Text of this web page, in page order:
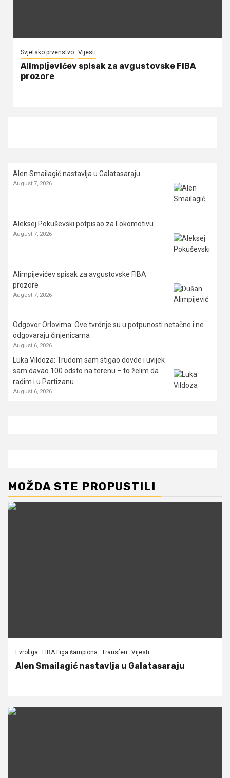
Svjetsko prvenstvo Vijesti
Alimpijevićev spisak za avgustovske FIBA
prozore
Alen Smailagić nastavlja u Galatasaraju
August 7, 2026
Aleksej Pokuševski potpisao za Lokomotivu
August 7, 2026
Alimpijevićev spisak za avgustovske FIBA
prozore
August 7, 2026
Odgovor Orlovima: ​Ove tvrdnje su u potpunosti netačne i ne
odgovaraju činjenicama
August 6, 2026
Luka Vildoza: Trudom sam stigao dovde i uvijek
sam davao 100 odsto na terenu – to želim da
radim i u Partizanu
August 6, 2026
MOŽDA STE PROPUSTILI
Evroliga FIBA Liga šampiona Transferi Vijesti
Alen Smailagić nastavlja u Galatasaraju